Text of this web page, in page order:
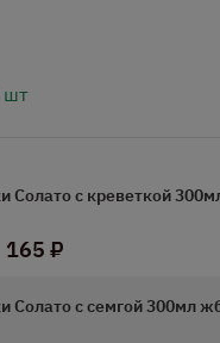
шт
Солато с креветкой
165 ₽
Солато с семгой 300мл